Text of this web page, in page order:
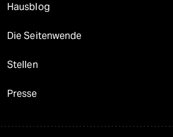
Hausblog
Die Seitenwende
Stellen
Presse